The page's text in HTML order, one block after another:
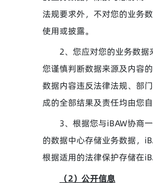
法规要求外，不对您的业务
使用或披露。
2、您应对您的业务数据
您谨慎判断数据来源及内容
数据内容违反法律法规、部
成的全部结果及责任均由您
3、根据您与iBAW协商
的数据中心存储业务数据，
根据适用的法律保护存储在
（2）公开信息